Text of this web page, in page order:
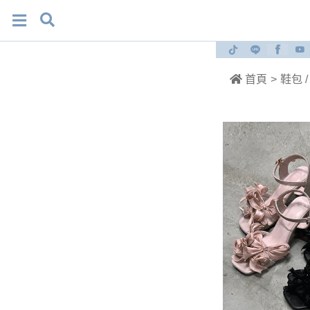
首頁 > 鞋包